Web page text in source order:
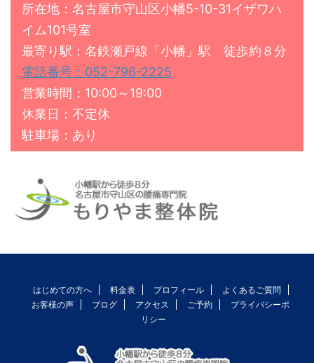
所在地：名古屋市守山区小幡5-10-31イザワハ
イム101号室
最寄り駅：名鉄瀬戸線「小幡」駅 徒歩約８分
電話番号：052-796-2225
営業時間：10:00～19:00
休業日：不定休
駐車場：あり
はじめての方へ 料金表 プロフィール
よくあるご質問
お客様の声
ブログ アクセス ご予約
プライバシーポ
リシー